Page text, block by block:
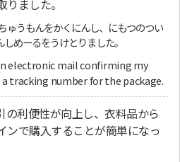
ました。
ゅうもんをかくにんし、にもつのつい
めーるをうけとりました。
electronic mail confirming my
tracking number for the package.
の利便性が向上し、衣料品から
ンで購入することが簡単になっ